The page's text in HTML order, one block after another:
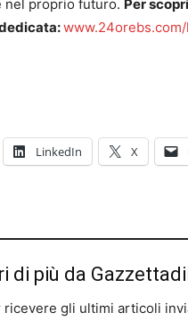
nel proprio futuro. Per
LinkedIn X
di più da
ricevere gli ultimi articoli